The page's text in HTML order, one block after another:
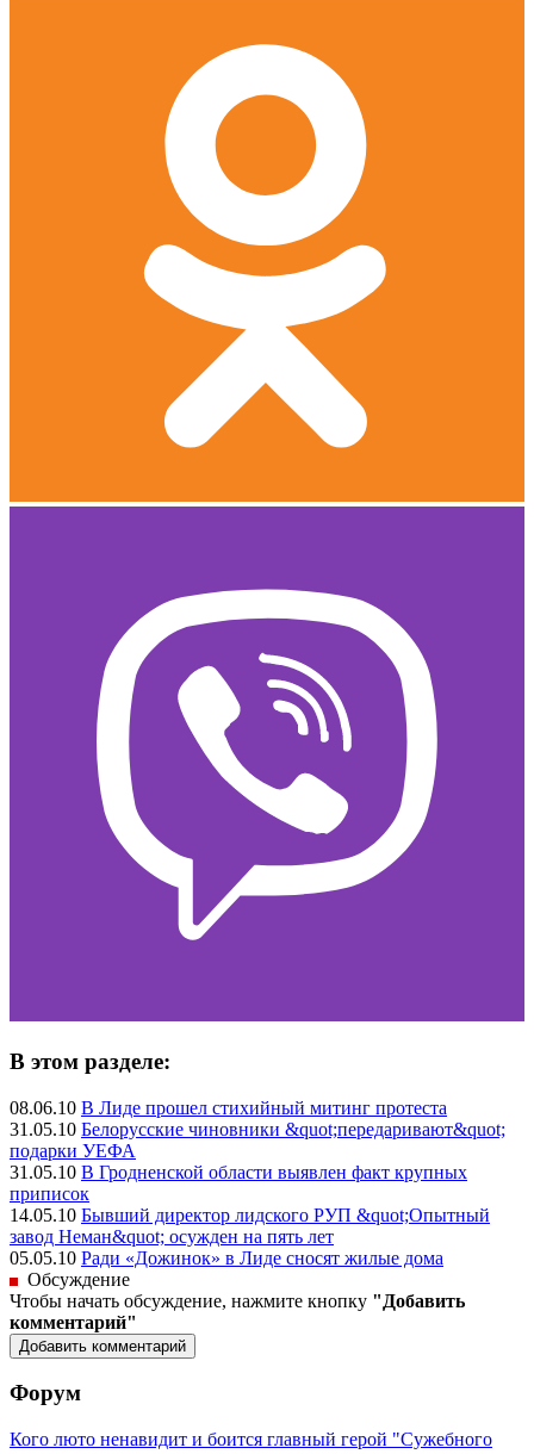
В этом разделе:
08.06.10 В Лиде прошел стихийный митинг протеста
31.05.10 Белорусские чиновники &quot;передаривают&quot;
подарки УЕФА
31.05.10 В Гродненской области выявлен факт крупных
приписок
14.05.10 Бывший директор лидского РУП &quot;Опытный
завод Неман&quot; осужден на пять лет
05.05.10 Ради «Дожинок» в Лиде сносят жилые дома
Обсуждение
Чтобы начать обсуждение, нажмите кнопку "Добавить
комментарий"
Форум
Кого люто ненавидит и боится главный герой "Сужебного